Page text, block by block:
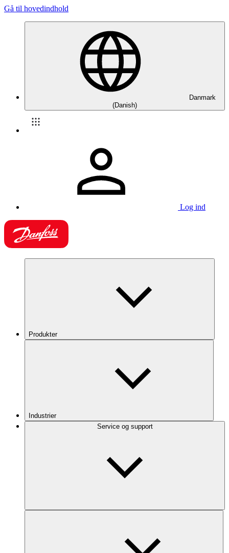
Gå til hovedindhold
Danmark
(Danish)
Log ind
Produkter
Industrier
Service og support